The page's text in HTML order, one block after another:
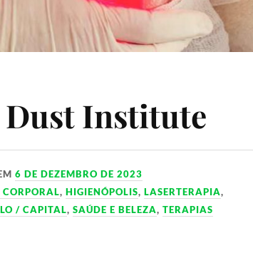
Institute
6 DE DEZEMBRO DE 2023
CORPORAL,HIGIENÓPOLIS,LASERTERAPIA,
/ CAPITAL,SAÚDE E BELEZA,TERAPIAS